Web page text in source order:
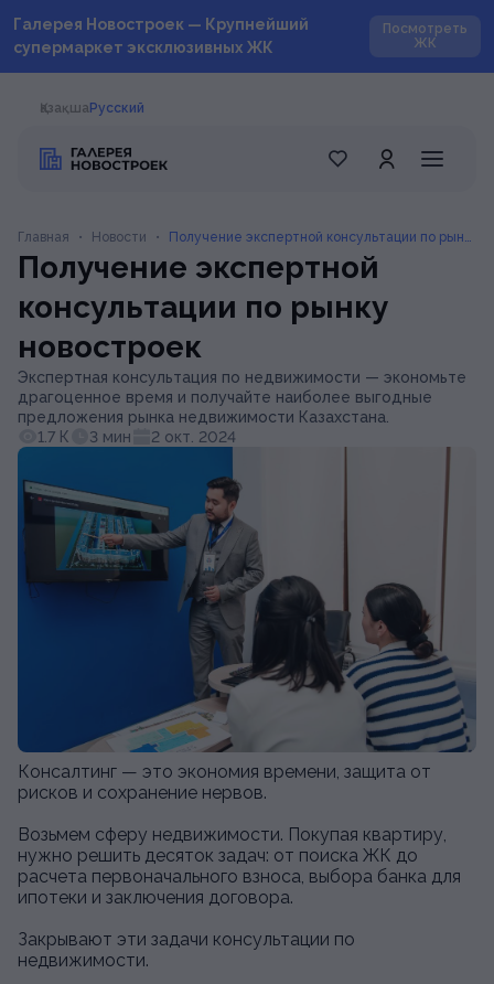
Галерея Новостроек — Крупнейший
супермаркет эксклюзивных ЖК
Посмотреть
ЖК
ҚазақшаРусский
Главная • Новости •
Получение экспертной консультации по рынк
у новостроек
Получение экспертной
консультации по рынку
новостроек
Экспертная консультация по недвижимости — экономьте
драгоценное время и получайте наиболее выгодные
предложения рынка недвижимости Казахстана.
1.7 К
3 мин 2 окт. 2024
Консалтинг — это экономия времени, защита от
рисков и сохранение нервов.
Возьмем сферу недвижимости. Покупая квартиру,
нужно решить десяток задач: от поиска ЖК до
расчета первоначального взноса, выбора банка для
ипотеки и заключения договора.
Закрывают эти задачи консультации по
недвижимости.